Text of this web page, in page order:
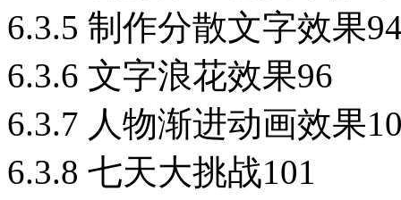
6.3.5 制作分散文字效果
6.3.6 文字浪花效果96
6.3.7 人物渐进动画效果
6.3.8 七天大挑战101